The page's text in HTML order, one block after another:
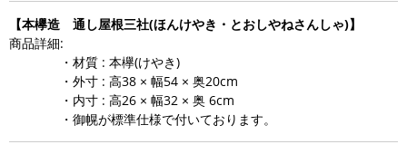
【本欅造 通し屋根三社(ほんけやき・とおしやねさんしゃ)】
商品詳細:
・材質 : 本欅(けやき)
・外寸 : 高38 × 幅54 × 奥20cm
・内寸 : 高26 × 幅32 × 奥 6cm
・御幌が標準仕様で付いております。